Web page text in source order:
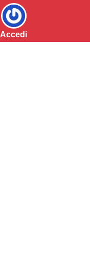
Accedi